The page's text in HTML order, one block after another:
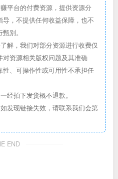
平台的付费资源，提供资源分
，不提供任何收益保障，也不
别。
解，我们对部分资源进行收费仅
资源相关版权问题及其准确
、可操作性或可用性不承担任
经拍下发货概不退款。
发现链接失效，请联系我们会第
END